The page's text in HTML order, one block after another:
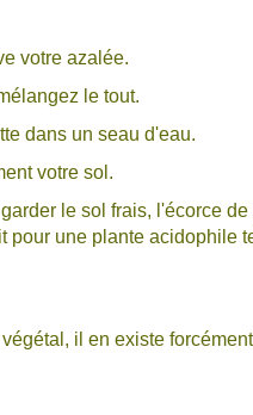
votre azalée.
le tout.
dans un seau d'eau.
votre sol.
le sol frais, l'écorce de
pour une plante acidophile
il en existe